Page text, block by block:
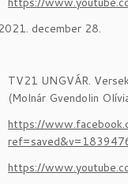
december 28.
TV21 UNGVÁR.
(Molnár Gvendolin
https://
https://